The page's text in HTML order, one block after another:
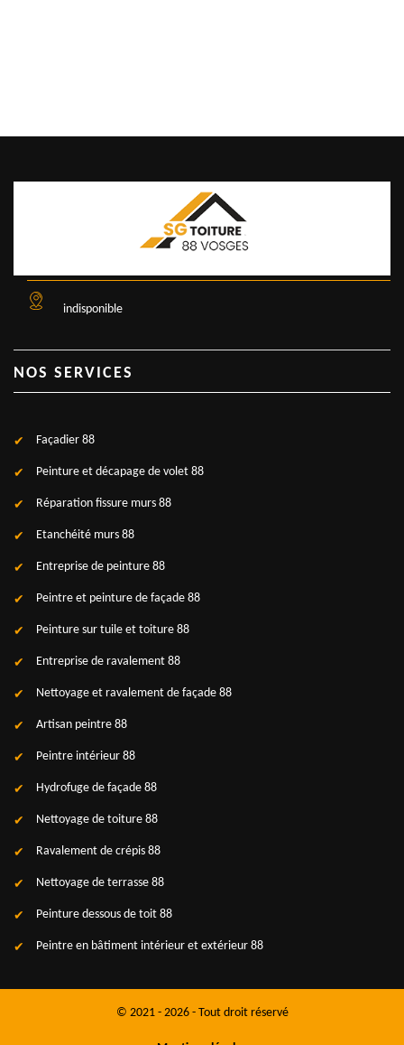
indisponible
NOS SERVICES
Façadier 88
Peinture et décapage de volet 88
Réparation fissure murs 88
Etanchéité murs 88
Entreprise de peinture 88
Peintre et peinture de façade 88
Peinture sur tuile et toiture 88
Entreprise de ravalement 88
Nettoyage et ravalement de façade 88
Artisan peintre 88
Peintre intérieur 88
Hydrofuge de façade 88
Nettoyage de toiture 88
Ravalement de crépis 88
Nettoyage de terrasse 88
Peinture dessous de toit 88
Peintre en bâtiment intérieur et extérieur 88
© 2021 - 2026 - Tout droit réservé